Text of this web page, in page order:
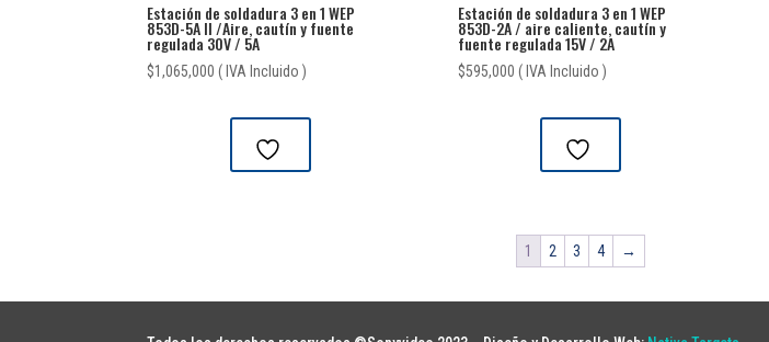
Estación de soldadura 3 en 1 WEP
853D-5A II /Aire, cautín y fuente
regulada 30V / 5A
$1,065,000 ( IVA Incluido )
Estación de soldadura 3 en 1 WEP
853D-2A / aire caliente, cautín y
fuente regulada 15V / 2A
$595,000 ( IVA Incluido )
1 2 3 4 →